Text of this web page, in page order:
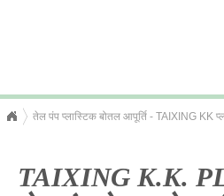
तेल पंप प्लास्टिक बोतल आपूर्ति - TAIXING KK
TAIXING K.K.